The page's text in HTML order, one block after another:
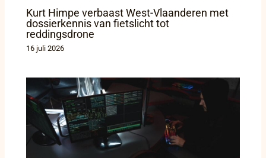
Kurt Himpe verbaast West-Vlaanderen met
dossierkennis van fietslicht tot
reddingsdrone
16 juli 2026